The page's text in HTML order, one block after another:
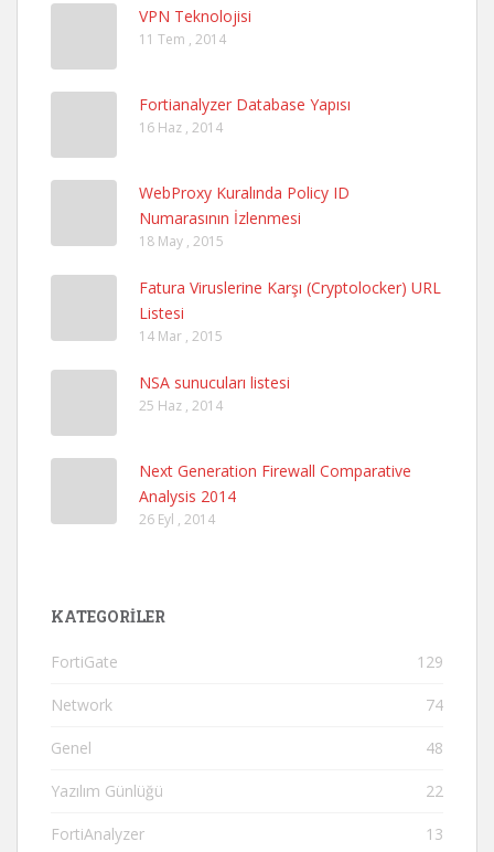
VPN Teknolojisi
11 Tem , 2014
Fortianalyzer Database Yapısı
16 Haz , 2014
WebProxy Kuralında Policy ID
Numarasının İzlenmesi
18 May , 2015
Fatura Viruslerine Karşı (Cryptolocker) URL
Listesi
14 Mar , 2015
NSA sunucuları listesi
25 Haz , 2014
Next Generation Firewall Comparative
Analysis 2014
26 Eyl , 2014
KATEGORILER
FortiGate 129
Network 74
Genel 48
Yazılım Günlüğü 22
FortiAnalyzer 13